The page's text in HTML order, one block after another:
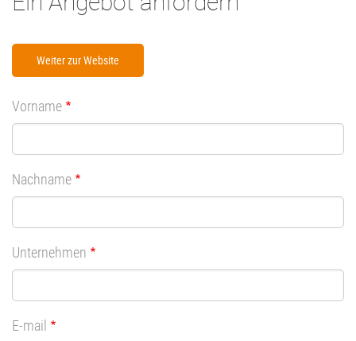
Weiter zur Website
Vorname
Nachname
Unternehmen
E-mail